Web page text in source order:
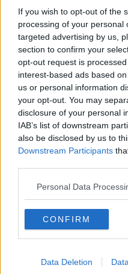
If you wish to opt-out of the
processing of your personal
targeted advertising by us,
section to confirm your
opt-out request is
interest-based ads based
us or personal information
your opt-out. You may
disclosure of your personal
IAB’s list of downstream
also be disclosed by us to
Downstream Participants
Personal Data
CONFIRM
Data Deletion
fase del principiante dura
poiché già alla fine del primo
al contrario dell’uomo in cui
categoria di cui parlare ma per
che ci siamo passati tutti vi
alle 20:00 direttamente nella
Basta cliccareQUI
Ti potrebbe interessare
Diario di una tanghera